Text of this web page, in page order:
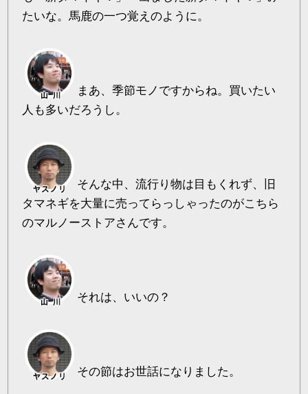
たいな。馬鹿の一つ覚えのように。
まあ、季節モノですからね。買いたい
人も多いだろうし。
そんな中、流行り物は目もくれず、旧
タマネギを大量に売ってらっしゃったのがこちら
のマルノーストアさんです。
それは、いいの？
その節はお世話になりました。